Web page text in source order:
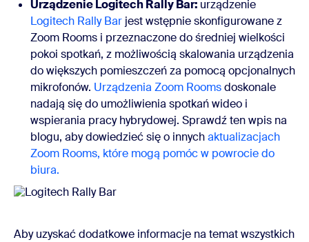
Urządzenie Logitech Rally Bar: urządzenie
Logitech Rally Bar jest wstępnie skonfigurowane z
Zoom Rooms i przeznaczone do średniej wielkości
pokoi spotkań, z możliwością skalowania urządzenia
do większych pomieszczeń za pomocą opcjonalnych
mikrofonów. Urządzenia Zoom Roomsdoskonale
nadają się do umożliwienia spotkań wideo i
wspierania pracy hybrydowej. Sprawdź ten wpis na
blogu, aby dowiedzieć się o innychaktualizacjach
Zoom Rooms, które mogą pomóc w powrocie do
biura.
Aby uzyskać dodatkowe informacje na temat wszystkich